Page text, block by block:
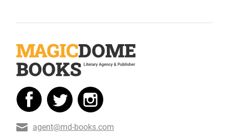
agent@md-books.com